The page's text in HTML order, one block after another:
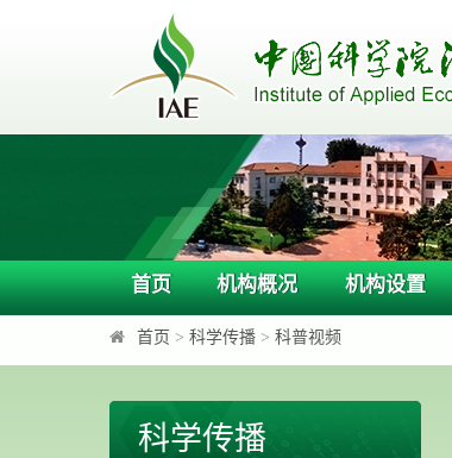
首页 机构概况 机构设置
首页 > 科学传播 > 科普视频
科学传播